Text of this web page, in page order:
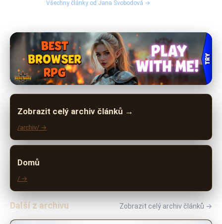
Všechny články od Jana Svobodová →
Zobrazit celý archiv článků →
/archiv/ →
Domů
/ →
Další z archivu Zobrazit celý archiv článků →